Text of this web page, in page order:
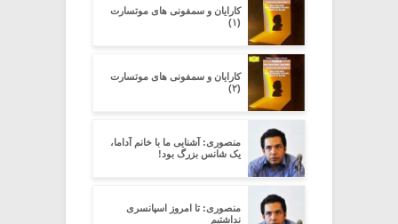
کارایان و سمفونی های موتسارت
(۱)
کارایان و سمفونی های موتسارت
(۲)
منصوری: آشنایی ما با خانم آداما،
یک شانس بزرگ بود!
منصوری: تا امروز اسپانسری
نداشتیم